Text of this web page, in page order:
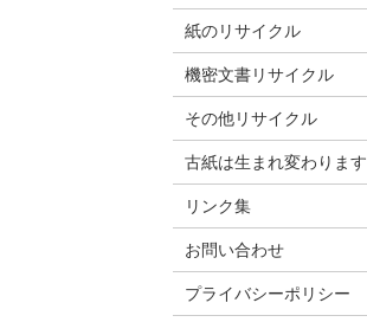
紙のリサイクル
機密文書リサイクル
その他リサイクル
古紙は生まれ変わります
リンク集
お問い合わせ
プライバシーポリシー